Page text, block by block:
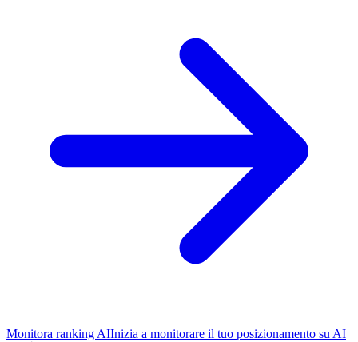
Monitora ranking AIInizia a monitorare il tuo posizionamento su AI